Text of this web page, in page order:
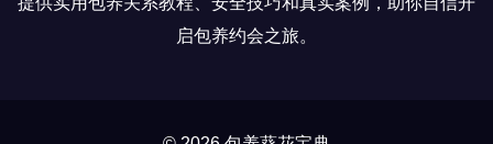
启包养约会之旅。